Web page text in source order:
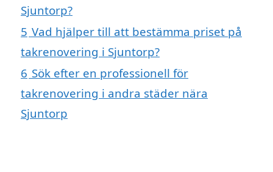
Sjuntorp?
5 Vad hjälper till att bestämma priset på
takrenovering i Sjuntorp?
6 Sök efter en professionell för
takrenovering i andra städer nära
Sjuntorp